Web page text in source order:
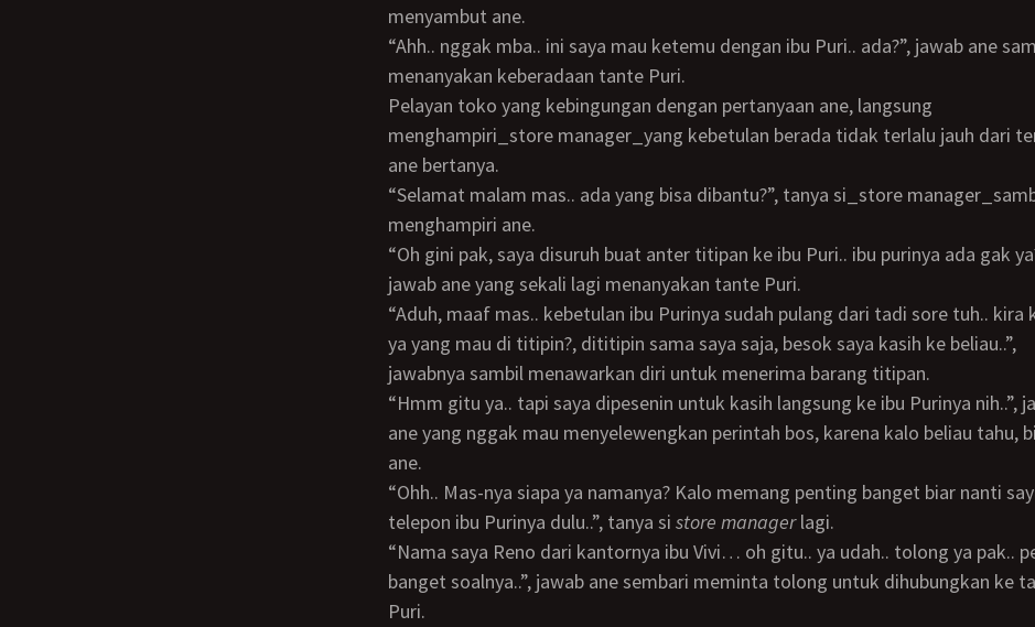
menyambut ane.
“Ahh.. nggak mba.. ini saya mau ketemu dengan ibu Puri.. ada?”, jawab ane sambil
menanyakan keberadaan tante Puri.
Pelayan toko yang kebingungan dengan pertanyaan ane, langsung
menghampiri_store manager_yang kebetulan berada tidak terlalu jauh dari
ane bertanya.
“Selamat malam mas.. ada yang bisa dibantu?”, tanya si_store manager_sambil
menghampiri ane.
“Oh gini pak, saya disuruh buat anter titipan ke ibu Puri.. ibu purinya ada gak ya?”,
jawab ane yang sekali lagi menanyakan tante Puri.
“Aduh, maaf mas.. kebetulan ibu Purinya sudah pulang dari tadi sore tuh.. kira kira apa
ya yang mau di titipin?, dititipin sama saya saja, besok saya kasih ke beliau..”,
jawabnya sambil menawarkan diri untuk menerima barang titipan.
“Hmm gitu ya.. tapi saya dipesenin untuk kasih langsung ke ibu Purinya nih..”, jawab
ane yang nggak mau menyelewengkan perintah bos, karena kalo beliau tahu,
ane.
“Ohh.. Mas-nya siapa ya namanya? Kalo memang penting banget biar nanti saya
telepon ibu Purinya dulu..”, tanya si store managerlagi.
“Nama saya Reno dari kantornya ibu Vivi… oh gitu.. ya udah.. tolong ya pak.. penting
banget soalnya..”, jawab ane sembari meminta tolong untuk dihubungkan ke
Puri.